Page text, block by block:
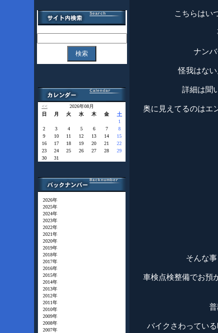
<<
2026年08月
日
月 火 水 木 金 土
1
2
3 4 5 6 7
8
9
10 11 12 13 14
15
16
17 18 19 20 21
22
23
24 25 26 27 28
29
30
31
2026年
2025年
2024年
2023年
2022年
2021年
2020年
2019年
2018年
2017年
2016年
2015年
2014年
2013年
2012年
2011年
2010年
2009年
2008年
2007年
こちらはい
ナン
怪我はな
詳細は聞
奥に見えてるのはエ
そんな
車検点検整備でお預
バイクさわってい